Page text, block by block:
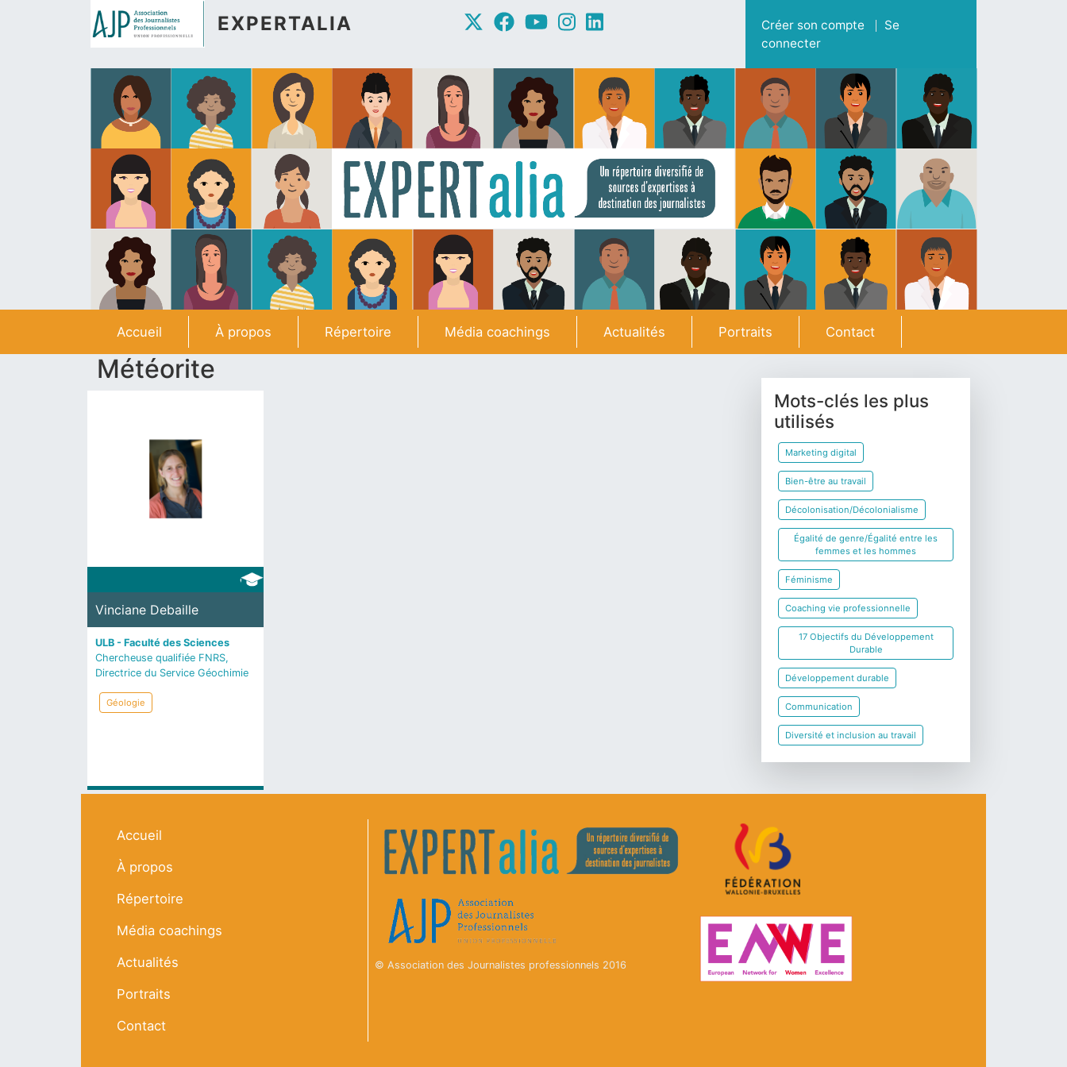
EXPERTALIA Menu du compte de l'utilisateur
Créer son compte
Se
connecter
Navigation principale
Accueil À propos Répertoire Média coachings Actualités Portraits Contact
Météorite
Vinciane Debaille
ULB - Faculté des Sciences
Chercheuse qualifiée FNRS,
Directrice du Service Géochimie
Géologie
Mots-clés les plus
utilisés
Marketing digital
Bien-être au travail
Décolonisation/Décolonialisme
Égalité de genre/Égalité entre les
femmes et les hommes
Féminisme
Coaching vie professionnelle
17 Objectifs du Développement
Durable
Développement durable
Communication
Diversité et inclusion au travail
Navigation principale
Accueil
À propos
Répertoire
Média coachings
Actualités
Portraits
Contact
© Association des Journalistes professionnels 2016